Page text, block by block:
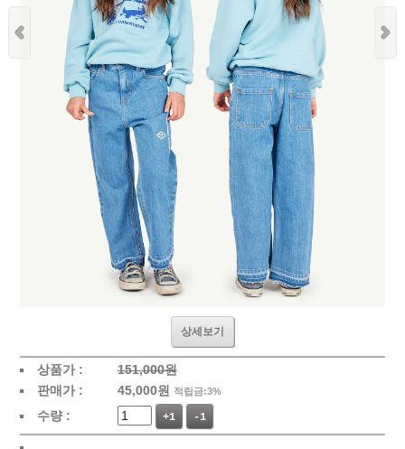
상세보기
상품가 :
151,000원
판매가 :
45,000원 적립금:3%
수량 : +1 -1